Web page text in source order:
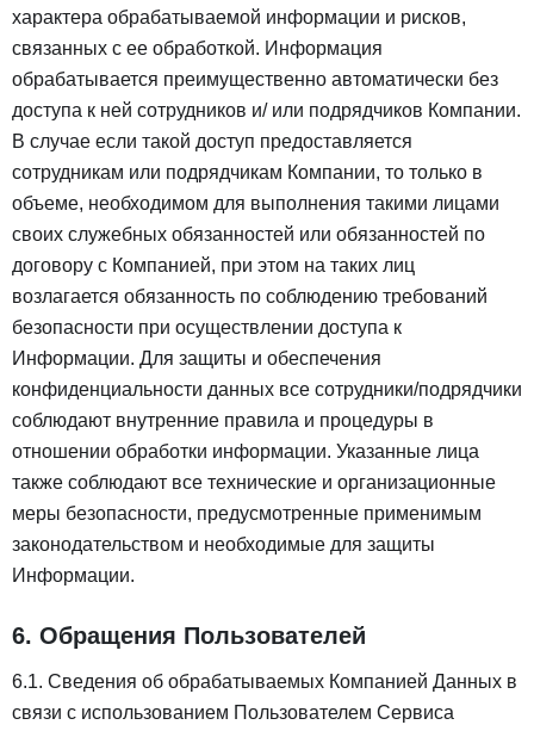
характера обрабатываемой информации и рисков,
связанных с ее обработкой. Информация
обрабатывается преимущественно автоматически без
доступа к ней сотрудников и/ или подрядчиков Компании.
В случае если такой доступ предоставляется
сотрудникам или подрядчикам Компании, то только в
объеме, необходимом для выполнения такими лицами
своих служебных обязанностей или обязанностей по
договору с Компанией, при этом на таких лиц
возлагается обязанность по соблюдению требований
безопасности при осуществлении доступа к
Информации. Для защиты и обеспечения
конфиденциальности данных все сотрудники/подрядчики
соблюдают внутренние правила и процедуры в
отношении обработки информации. Указанные лица
также соблюдают все технические и организационные
меры безопасности, предусмотренные применимым
законодательством и необходимые для защиты
Информации.
6. Обращения Пользователей
6.1. Сведения об обрабатываемых Компанией Данных в
связи с использованием Пользователем Сервиса